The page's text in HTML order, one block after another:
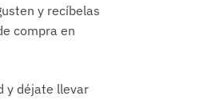
y recíbelas
compra en
y déjate llevar